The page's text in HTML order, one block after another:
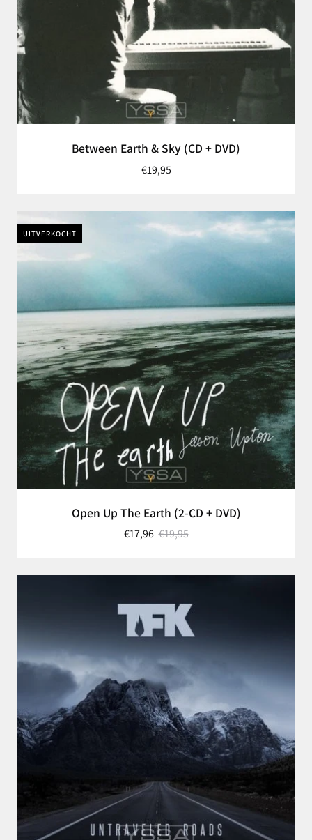
Between Earth & Sky (CD + DVD)
€19,95
UITVERKOCHT
Open Up The Earth (2-CD + DVD)
€17,96 €19,95